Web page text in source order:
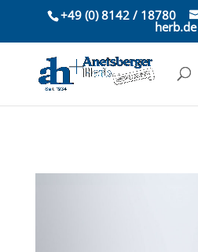
+49 (0) 8142 / 18780
herb.de